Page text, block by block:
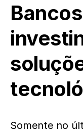
Somente no